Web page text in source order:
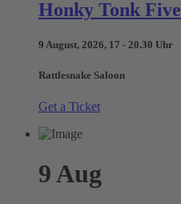
Honky Tonk Five
9 August, 2026, 17 - 20.30 Uhr
Rattlesnake Saloon
Get a Ticket
9 Aug